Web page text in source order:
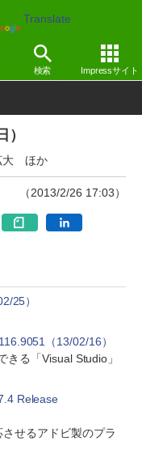
Translate
検索 Impressサイト
プデート
大 ほか
（2013/2/26 17:03）
25）
（13/02/16）
きる「Visual Studio」
Release
せるアドビ製のプラ